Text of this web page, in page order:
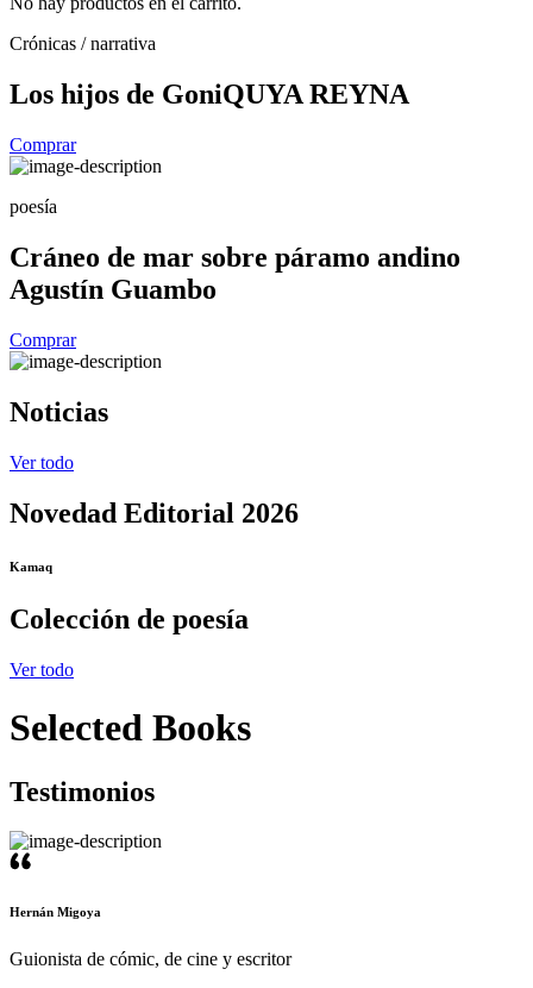
Crónicas / narrativa
Los hijos de GoniQUYA REYNA
Comprar
poesía
Cráneo de mar sobre páramo andino
Agustín Guambo
Comprar
Noticias
Ver todo
Novedad Editorial 2026
Kamaq
Colección de poesía
Ver todo
Selected Books
Testimonios
Hernán Migoya
Guionista de cómic, de cine y escritor